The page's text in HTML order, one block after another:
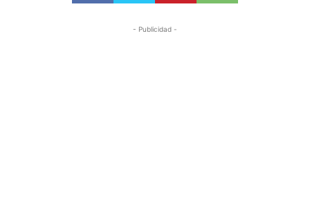
- Publicidad -